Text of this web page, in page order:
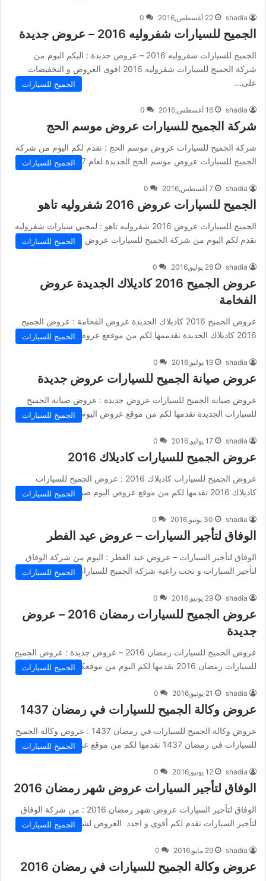
shadia 22 أغسطس,2016 0
الجميح للسيارات شفروليه 2016 – عروض جديدة
الجميح للسيارات شفروليه 2016 – عروض جديدة : اليكم اليوم من
شركة الجميح للسيارات شفروليه 2016 اقوى العروض و التخفيضات
على…
الجميح للسيارات
shadia 16 أغسطس,2016 0
شركة الجميح للسيارات عروض موسم الحج
شركة الجميح للسيارات عروض موسم الحج : نقدم لكم اليوم من شركة
الجميح للسيارات عروض موسم الحج الجديدة لعام 1437 و…
الجميح للسيارات
shadia 7 أغسطس,2016 0
الجميح للسيارات عروض 2016 شفروليه تاهو
الجميح للسيارات عروض 2016 شفروليه تاهو : لمحبي سيارات شفروليه
نقدم لكم اليوم من شركة الجميح للسيارات عروض 2016 على احدث…
الجميح للسيارات
shadia 28 يوليو,2016 0
عروض الجميح 2016 كاديلاك الجديدة عروض
الفخامة
عروض الجميح 2016 كاديلاك الجديدة عروض الفخامة : عروض الجميح
2016 كاديلاك الجديدة نقدممها لكم من موقعع عروض اليوم و…
الجميح للسيارات
shadia 19 يوليو,2016 0
عروض صيانة الجميح للسيارات عروض جديدة
عروض صيانة الجميح للسيارات عروض جديدة : عروض صيانة الجميح
للسيارات الجديدة نقدمها لكم من موقع عروض اليوم و التي…الجميح للسيارات
shadia 17 يوليو,2016 0
عروض الجميح للسيارات كاديلاك 2016
عروض الجميح للسيارات كاديلاك 2016 : عروض الجميح للسيارات
كاديلاك 2016 نقدمها لكم من موقع عروض اليوم ضمن عروض شركة…
الجميح للسيارات
shadia 30 يونيو,2016 0
الوفاق لتأجير السيارات – عروض عيد الفطر
الوفاق لتأجير السيارات – عروض عيد الفطر : اليوم من شركة الوفاق
لتأجير السيارات و تحت راعية شركة الجميح للسيارات تقدم…الجميح للسيارات
shadia 29 يونيو,2016 0
عروض الجميح للسيارات رمضان 2016 – عروض
جديدة
عروض الجميح للسيارات رمضان 2016 – عروض جديدة : عروض الجميح
للسيارات رمضان 2016 نقدمها لكم اليوم من موقعكم المميز…
الجميح للسيارات
shadia 21 يونيو,2016 0
عروض وكالة الجميح للسيارات في رمضان 1437
عروض وكالة الجميح للسيارات في رمضان 1437 : عروض وكالة الجميح
للسيارات في رمضان 1437 نقدمها لكم من موقع عروض…
الجميح للسيارات
shadia 12 يونيو,2016 0
الوفاق لتأجير السيارات عروض شهر رمضان 2016
الوفاق لتأجير السيارات عروض شهر رمضان 2016 : من شركة الوفاق
لتأجير السيارات نقدم لكم أقوى و اجدد العروض لشهر رمضان…
الجميح للسيارات
shadia 29 مايو,2016 0
عروض وكالة الجميح للسيارات في رمضان 2016